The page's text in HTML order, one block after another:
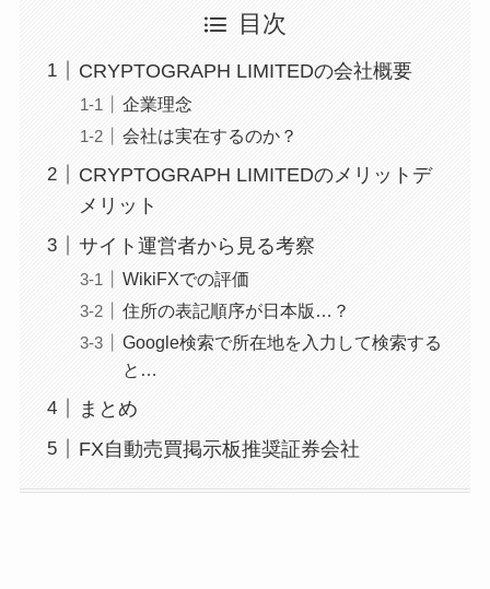
目次
CRYPTOGRAPH LIMITEDの会社概要
企業理念
会社は実在するのか？
CRYPTOGRAPH LIMITEDのメリットデ
メリット
サイト運営者から見る考察
WikiFXでの評価
住所の表記順序が日本版…？
Google検索で所在地を入力して検索する
と…
まとめ
FX自動売買掲示板推奨証券会社